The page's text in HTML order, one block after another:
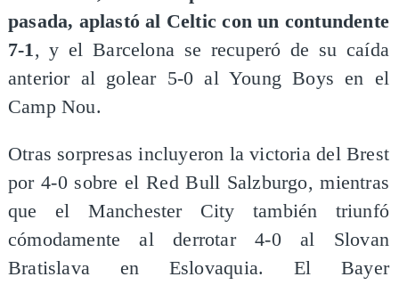
pasada, aplastó al Celtic con un contundente
7-1, y el Barcelona se recuperó de su caída
anterior al golear 5-0 al Young Boys en el
Camp Nou.
Otras sorpresas incluyeron la victoria del Brest
por 4-0 sobre el Red Bull Salzburgo, mientras
que el Manchester City también triunfó
cómodamente al derrotar 4-0 al Slovan
Bratislava en Eslovaquia. El Bayer